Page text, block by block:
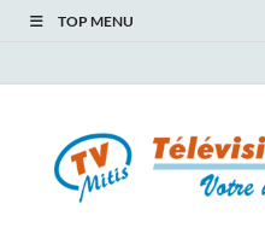
TOP MENU